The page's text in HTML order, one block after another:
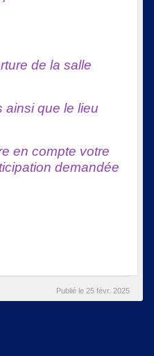
de la salle
ainsi que le lieu
en compte votre
demandée
Publié le 25 févr. 2025